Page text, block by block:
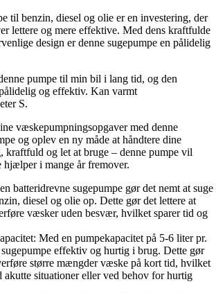
til benzin, diesel og olie er en investering, der
lettere og mere effektive. Med dens kraftfulde
design er denne sugepumpe en pålidelig
pumpe til min bil i lang tid, og den
og effektiv. Kan varmt
S.
væskepumpningsopgaver med denne
og oplev en ny måde at håndtere dine
kraftfuld og let at bruge – denne pumpe vil
i mange år fremover.
batteridrevne sugepumpe gør det nemt at suge
diesel og olie op. Dette gør det lettere at
væsker uden besvær, hvilket sparer tid og
Med en pumpekapacitet på 5-6 liter pr.
effektiv og hurtig i brug. Dette gør
større mængder væske på kort tid, hvilket
akutte situationer eller ved behov for hurtig